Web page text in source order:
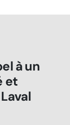
à un
et